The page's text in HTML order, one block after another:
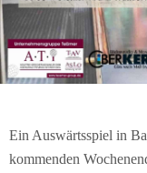
Ein Auswärtsspiel in
kommenden